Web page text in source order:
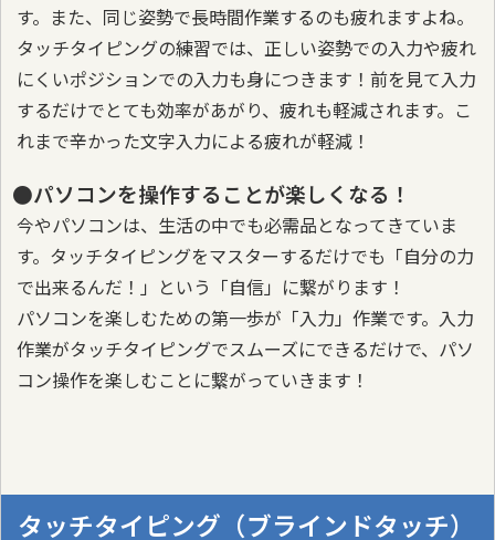
す。また、同じ姿勢で長時間作業するのも疲れますよね。
タッチタイピングの練習では、正しい姿勢での入力や疲れ
にくいポジションでの入力も身につきます！前を見て入力
するだけでとても効率があがり、疲れも軽減されます。こ
れまで辛かった文字入力による疲れが軽減！
●パソコンを操作することが楽しくなる！
今やパソコンは、生活の中でも必需品となってきていま
す。タッチタイピングをマスターするだけでも「自分の力
で出来るんだ！」という「自信」に繋がります！
パソコンを楽しむための第一歩が「入力」作業です。入力
作業がタッチタイピングでスムーズにできるだけで、パソ
コン操作を楽しむことに繋がっていきます！
タッチタイピング（ブラインドタッチ）